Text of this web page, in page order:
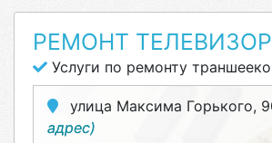
РЕМОНТ
Услуги по ремонту
улица Максима Горького,
адрес)